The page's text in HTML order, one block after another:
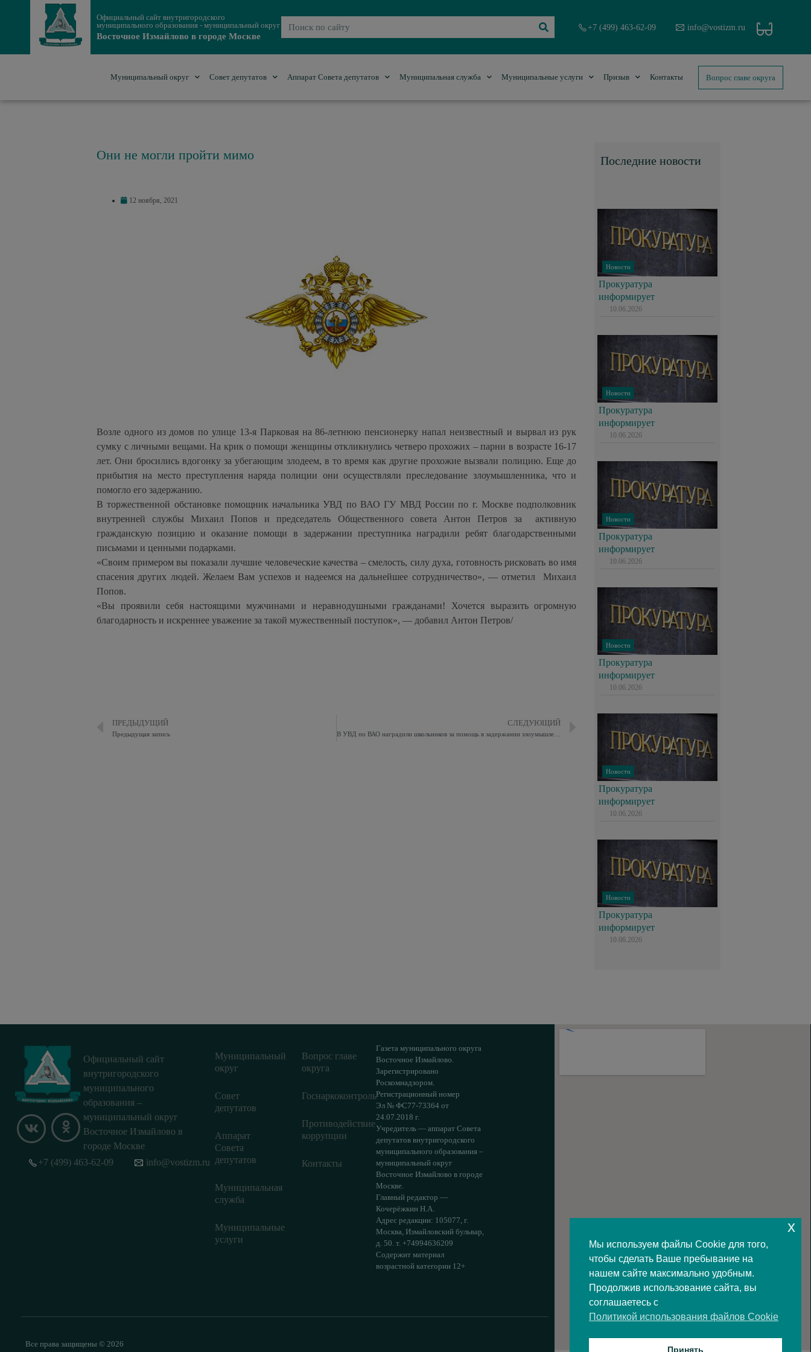
Официальный сайт внутригородского
муниципального образования - муниципальный округ
Восточное Измайлово в городе Москве
+7 (499) 463-62-09 info@vostizm.ru
Муниципальный округ Совет депутатов Аппарат Совета депутатов Муниципальная служба Муниципальные услуги Призыв Контакты Вопрос главе округа
Они не могли пройти мимо
12 ноября, 2021
Возле одного из домов по улице 13-я Парковая на 86-летнюю пенсионерку напал неизвестный и вырвал из рук
сумку с личными вещами. На крик о помощи женщины откликнулись четверо прохожих – парни в возрасте 16-17
лет. Они бросились вдогонку за убегающим злодеем, в то время как другие прохожие вызвали полицию. Еще до
прибытия на место преступления наряда полиции они осуществляли преследование злоумышленника, что и
помогло его задержанию.
В торжественной обстановке помощник начальника УВД по ВАО ГУ МВД России по г. Москве подполковник
внутренней службы Михаил Попов и председатель Общественного совета Антон Петров за активную
гражданскую позицию и оказание помощи в задержании преступника наградили ребят благодарственными
письмами и ценными подарками.
«Своим примером вы показали лучшие человеческие качества – смелость, силу духа, готовность рисковать во имя
спасения других людей. Желаем Вам успехов и надеемся на дальнейшее сотрудничество», — отметил Михаил
Попов.
«Вы проявили себя настоящими мужчинами и неравнодушными гражданами! Хочется выразить огромную
благодарность и искреннее уважение за такой мужественный поступок», — добавил Антон Петров/
ПРЕДЫДУЩИЙ
Предыдущая запись
СЛЕДУЮЩИЙ
Последние новости
Новости
Прокуратура
информирует
10.06.2026
Новости
Прокуратура
информирует
10.06.2026
Новости
Прокуратура
информирует
10.06.2026
Новости
Прокуратура
информирует
10.06.2026
Новости
Прокуратура
информирует
10.06.2026
Новости
Прокуратура
информирует
10.06.2026
Официальный сайт
внутригородского
муниципального
образования –
муниципальный округ
Восточное Измайлово в
городе Москве
Муниципальный
округ
Совет
депутатов
Аппарат
Совета
депутатов
Муниципальная
служба
Муниципальные
услуги
Вопрос главе
округа
Госнаркоконтроль
Противодействие
коррупции
Контакты
Газета муниципального округа
Восточное Измайлово.
Зарегистрировано
Роскомнадзором.
Регистрационный номер
Эл № ФС77-73364 от
24.07.2018 г.
Учредитель — аппарат Совета
депутатов внутригородского
муниципального образования –
муниципальный округ
Восточное Измайлово в городе
Москве.
Главный редактор —
Кочерёжкин Н.А.
Адрес редакции: 105077, г.
Москва, Измайловский бульвар,
д. 50. т. +74994636209
Содержит материал
возрастной категории 12+
+7 (499) 463-62-09 info@vostizm.ru
Все права защищены © 2026
Мы используем файлы Cookie для того,
чтобы сделать Ваше пребывание на
нашем сайте максимально удобным.
Продолжив использование сайта, вы
соглашаетесь с
Политикой использования файлов Cookie
Принять
x